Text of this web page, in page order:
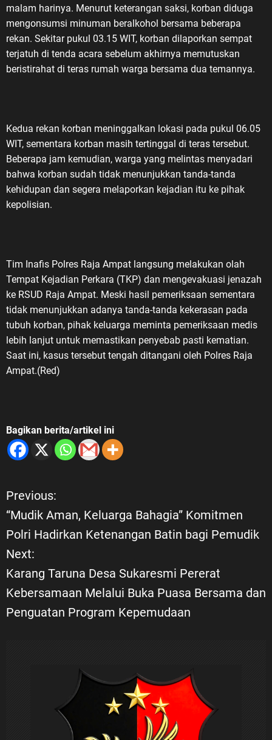
malam harinya. Menurut keterangan saksi, korban diduga
mengonsumsi minuman beralkohol bersama beberapa
rekan. Sekitar pukul 03.15 WIT, korban dilaporkan sempat
terjatuh di tenda acara sebelum akhirnya memutuskan
beristirahat di teras rumah warga bersama dua temannya.
Kedua rekan korban meninggalkan lokasi pada pukul 06.05
WIT, sementara korban masih tertinggal di teras tersebut.
Beberapa jam kemudian, warga yang melintas menyadari
bahwa korban sudah tidak menunjukkan tanda-tanda
kehidupan dan segera melaporkan kejadian itu ke pihak
kepolisian.
Tim Inafis Polres Raja Ampat langsung melakukan olah
Tempat Kejadian Perkara (TKP) dan mengevakuasi jenazah
ke RSUD Raja Ampat. Meski hasil pemeriksaan sementara
tidak menunjukkan adanya tanda-tanda kekerasan pada
tubuh korban, pihak keluarga meminta pemeriksaan medis
lebih lanjut untuk memastikan penyebab pasti kematian.
Saat ini, kasus tersebut tengah ditangani oleh Polres Raja
Ampat.(Red)
Bagikan berita/artikel ini
N
a
v
i
g
Previous:
“Mudik Aman, Keluarga Bahagia” Komitmen
Polri Hadirkan Ketenangan Batin bagi Pemudik
Next:
Karang Taruna Desa Sukaresmi Pererat
Kebersamaan Melalui Buka Puasa Bersama dan
Penguatan Program Kepemudaan